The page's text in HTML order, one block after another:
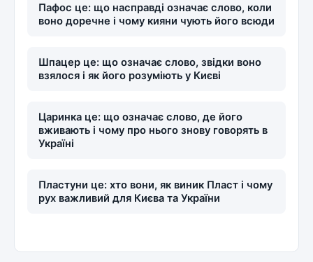
Пафос це: що насправді означає слово, коли
воно доречне і чому кияни чують його всюди
Шпацер це: що означає слово, звідки воно
взялося і як його розуміють у Києві
Царинка це: що означає слово, де його
вживають і чому про нього знову говорять в
Україні
Пластуни це: хто вони, як виник Пласт і чому
рух важливий для Києва та України